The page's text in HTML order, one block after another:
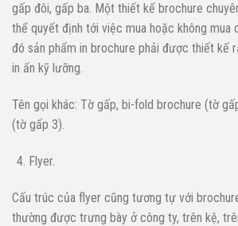
gấp đôi, gấp ba. Một thiết kế brochure
thể quyết định tới việc mua hoặc không mua
đó sản phẩm in brochure phải được thiết kế
in ấn kỹ lưỡng.
Tên gọi khác: Tờ gấp, bi-fold brochure (tờ
(tờ gấp 3).
Flyer.
Cấu trúc của flyer cũng tương tự với
thường được trưng bày ở công ty, trên kệ,